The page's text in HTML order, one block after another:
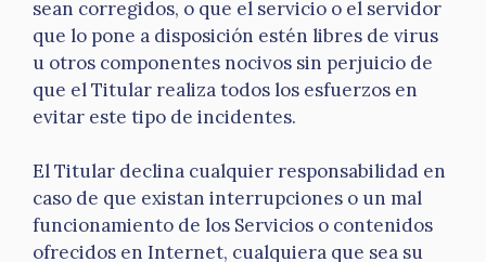
sean corregidos, o que el servicio o el servidor
que lo pone a disposición estén libres de virus
u otros componentes nocivos sin perjuicio de
que el Titular realiza todos los esfuerzos en
evitar este tipo de incidentes.
El Titular declina cualquier responsabilidad en
caso de que existan interrupciones o un mal
funcionamiento de los Servicios o contenidos
ofrecidos en Internet, cualquiera que sea su